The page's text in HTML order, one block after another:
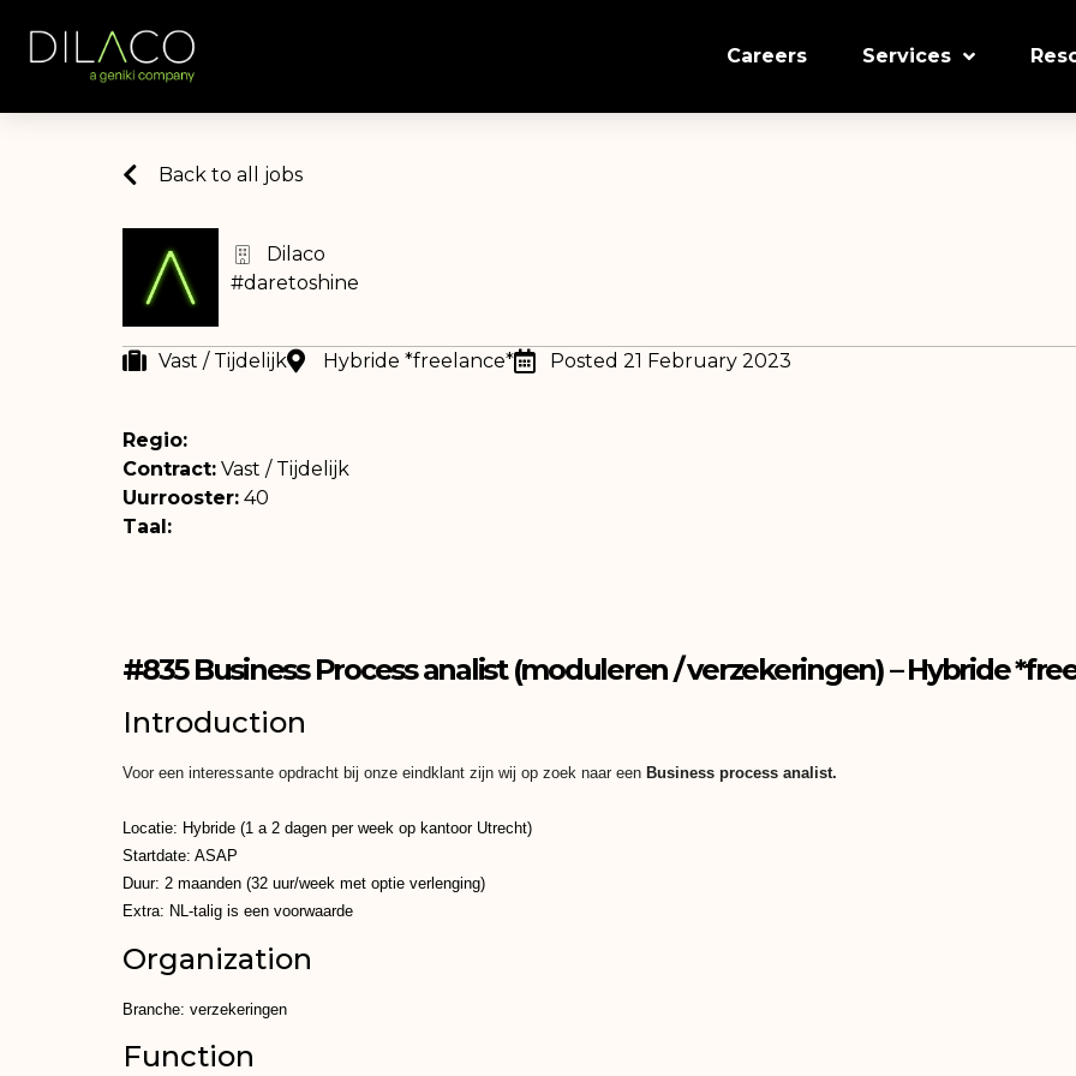
Careers Services
Back to all jobs
Dilaco
#daretoshine
Vast / Tijdelijk Hybride *freelance* Posted 21 February 2023
Regio:
Contract: Vast / Tijdelijk
Uurrooster: 40
Taal:
#835 Business Process analist (moduleren / verzekeringen) – Hybride
Introduction
Voor een interessante opdracht bij onze eindklant zijn wij op zoek naar een Business process analist.
Locatie: Hybride (1 a 2 dagen per week op kantoor Utrecht)
Startdate: ASAP
Duur: 2 maanden (32 uur/week met optie verlenging)
Extra: NL-talig is een voorwaarde
Organization
Branche: verzekeringen
Function